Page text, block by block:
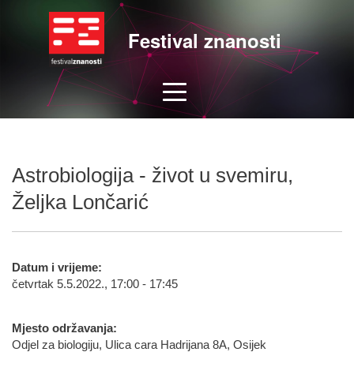
Festival znanosti
Astrobiologija - život u svemiru,
Željka Lončarić
Datum i vrijeme:
četvrtak 5.5.2022., 17:00 - 17:45
Mjesto održavanja:
Odjel za biologiju, Ulica cara Hadrijana 8A, Osijek